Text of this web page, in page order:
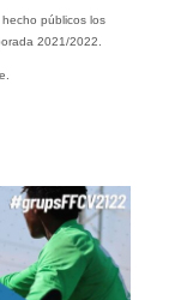
públicos los
2021/2022.